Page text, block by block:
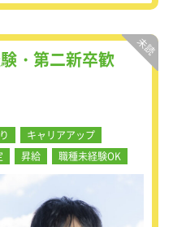
、チーム（店舗）で目
ジングコーディネータ
件を案内するだけでな
件をお預かりするた
理や事務手続きの代
提案や建替えのサポ
す。
を見るのが好き」そん
OK！
・第二新卒歓
キャリアアップ
昇給 職種未経験OK